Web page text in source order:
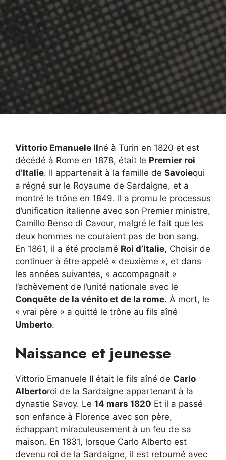
Vittorio Emanuele IIné à Turin en 1820 et est
décédé à Rome en 1878, était le Premier roi
d’Italie. Il appartenait à la famille de Savoiequi
a régné sur le Royaume de Sardaigne, et a
montré le trône en 1849. Il a promu le processus
d’unification italienne avec son Premier ministre,
Camillo Benso di Cavour, malgré le fait que les
deux hommes ne couraient pas de bon sang.
En 1861, il a été proclamé Roi d’Italie, Choisir de
continuer à être appelé « deuxième », et dans
les années suivantes, « accompagnait »
l’achèvement de l’unité nationale avec le
Conquête de la vénito et de la rome. À mort, le
« vrai père » a quitté le trône au fils aîné
Umberto.
Naissance et jeunesse
Vittorio Emanuele II était le fils aîné de Carlo
Albertoroi de la Sardaigne appartenant à la
dynastie Savoy. Le 14 mars 1820 Et il a passé
son enfance à Florence avec son père,
échappant miraculeusement à un feu de sa
maison. En 1831, lorsque Carlo Alberto est
devenu roi de la Sardaigne, il est retourné avec